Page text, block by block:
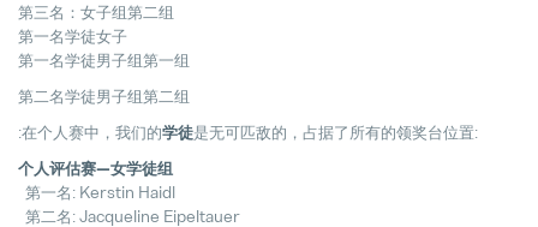
第三名：女子组第二组
第一名学徒女子
第一名学徒男子组第一组
第二名学徒男子组第二组
:在个人赛中，我们的学徒是无可匹敌的，占据了所有的领奖台位置:
个人评估赛—女学徒组
第一名: Kerstin Haidl
第二名: Jacqueline Eipeltauer